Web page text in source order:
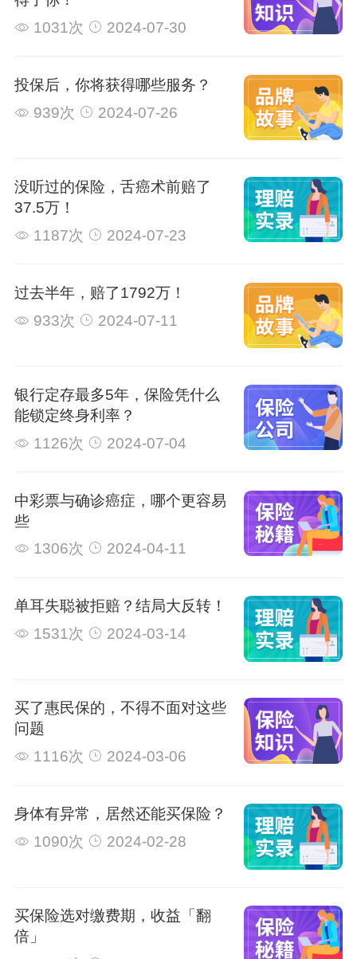
1031次
2024-07-30
投保后，你将获得哪些服务？
939次
2024-07-26
没听过的保险，舌癌术前赔了
37.5万！
1187次
2024-07-23
过去半年，赔了1792万！
933次
2024-07-11
银行定存最多5年，保险凭什么
能锁定终身利率？
1126次
2024-07-04
中彩票与确诊癌症，哪个更容易
些
1306次
2024-04-11
单耳失聪被拒赔？结局大反转！
1531次
2024-03-14
买了惠民保的，不得不面对这些
问题
1116次
2024-03-06
身体有异常，居然还能买保险？
1090次
2024-02-28
买保险选对缴费期，收益「翻
倍」